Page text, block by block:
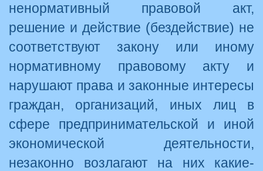
ненормативный правовой акт,
решение и действие (бездействие) не
соответствуют закону или иному
нормативному правовому акту и
нарушают права и законные интересы
граждан, организаций, иных лиц в
сфере предпринимательской и иной
экономической деятельности,
незаконно возлагают на них какие-